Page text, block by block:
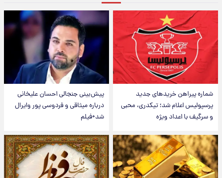
شماره پیراهن خریدهای جدید
پرسپولیس اعلام شد؛ تیکدری، محبی
و سرگیف با اعداد ویژه
پیش‌بینی جنجالی احسان علیخانی
درباره میثاقی و فردوسی پور وایرال
شد+فیلم